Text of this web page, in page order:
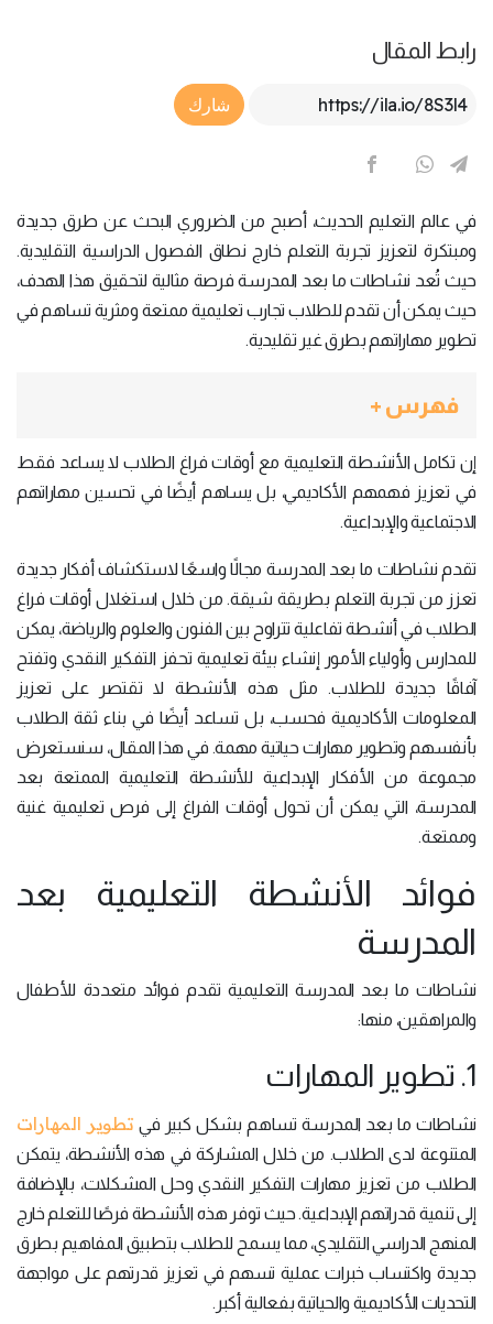
رابط المقال
Article Link
شارك
في عالم التعليم الحديث، أصبح من الضروري البحث عن طرق جديدة
ومبتكرة لتعزيز تجربة التعلم خارج نطاق الفصول الدراسية التقليدية.
حيث تُعد نشاطات ما بعد المدرسة فرصة مثالية لتحقيق هذا الهدف،
حيث يمكن أن تقدم للطلاب تجارب تعليمية ممتعة ومثرية تساهم في
تطوير مهاراتهم بطرق غير تقليدية.
فهرس +
إن تكامل الأنشطة التعليمية مع أوقات فراغ الطلاب لا يساعد فقط
في تعزيز فهمهم الأكاديمي، بل يساهم أيضًا في تحسين مهاراتهم
الاجتماعية والإبداعية.
تقدم نشاطات ما بعد المدرسة مجالًا واسعًا لاستكشاف أفكار جديدة
تعزز من تجربة التعلم بطريقة شيقة. من خلال استغلال أوقات فراغ
الطلاب في أنشطة تفاعلية تتراوح بين الفنون والعلوم والرياضة، يمكن
للمدارس وأولياء الأمور إنشاء بيئة تعليمية تحفز التفكير النقدي وتفتح
آفاقًا جديدة للطلاب. مثل هذه الأنشطة لا تقتصر على تعزيز
المعلومات الأكاديمية فحسب، بل تساعد أيضًا في بناء ثقة الطلاب
بأنفسهم وتطوير مهارات حياتية مهمة. في هذا المقال، سنستعرض
مجموعة من الأفكار الإبداعية للأنشطة التعليمية الممتعة بعد
المدرسة، التي يمكن أن تحول أوقات الفراغ إلى فرص تعليمية غنية
وممتعة.
فوائد الأنشطة التعليمية بعد
المدرسة
نشاطات ما بعد المدرسة التعليمية تقدم فوائد متعددة للأطفال
والمراهقين، منها:
1. تطوير المهارات
نشاطات ما بعد المدرسة تساهم بشكل كبير في تطوير المهارات
المتنوعة لدى الطلاب. من خلال المشاركة في هذه الأنشطة، يتمكن
الطلاب من تعزيز مهارات التفكير النقدي وحل المشكلات، بالإضافة
إلى تنمية قدراتهم الإبداعية. حيث توفر هذه الأنشطة فرصًا للتعلم خارج
المنهج الدراسي التقليدي، مما يسمح للطلاب بتطبيق المفاهيم بطرق
جديدة واكتساب خبرات عملية تسهم في تعزيز قدرتهم على مواجهة
التحديات الأكاديمية والحياتية بفعالية أكبر.